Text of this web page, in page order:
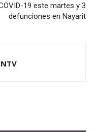
19 este martes y 3
defunciones en Nayarit